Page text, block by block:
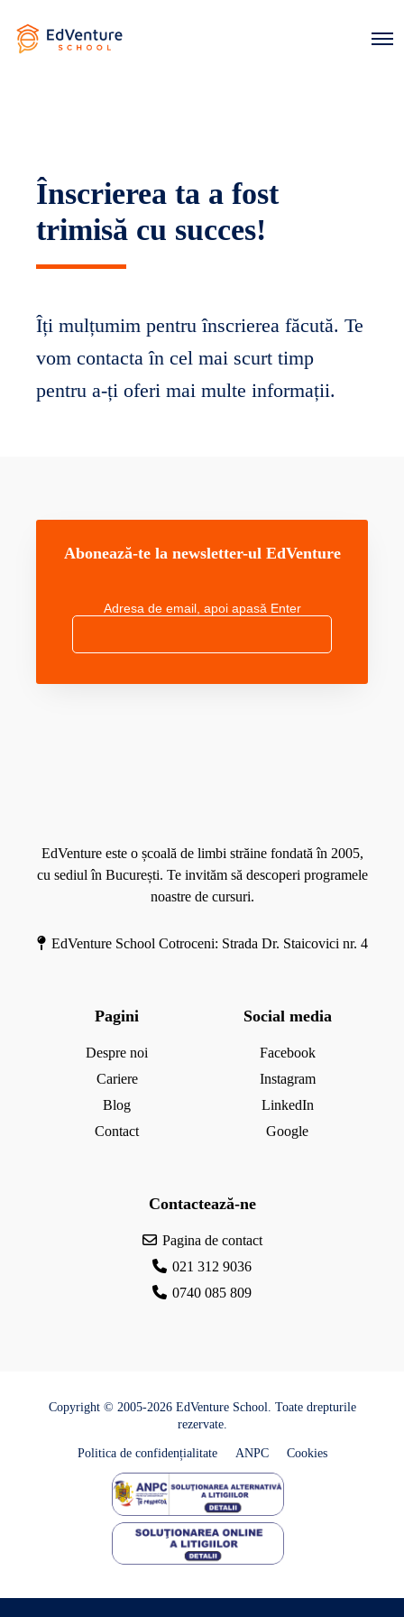
O
Înscrierea ta a fost
trimisă cu succes!
Îți mulțumim pentru înscrierea făcută. Te
vom contacta în cel mai scurt timp
pentru a-ți oferi mai multe informații.
Abonează-te la newsletter-ul EdVenture
Adresa de email, apoi apasă Enter
EdVenture este o școală de limbi străine fondată în 2005,
cu sediul în București. Te invităm să descoperi programele
noastre de cursuri.
EdVenture School Cotroceni: Strada Dr. Staicovici nr. 4
Pagini
Despre noi
Cariere
Blog
Contact
Social media
Facebook
Instagram
LinkedIn
Google
Contactează-ne
Pagina de contact
021 312 9036
0740 085 809
Copyright © 2005-2026 EdVenture School. Toate drepturile
rezervate.
Politica de confidențialitate ANPC Cookies